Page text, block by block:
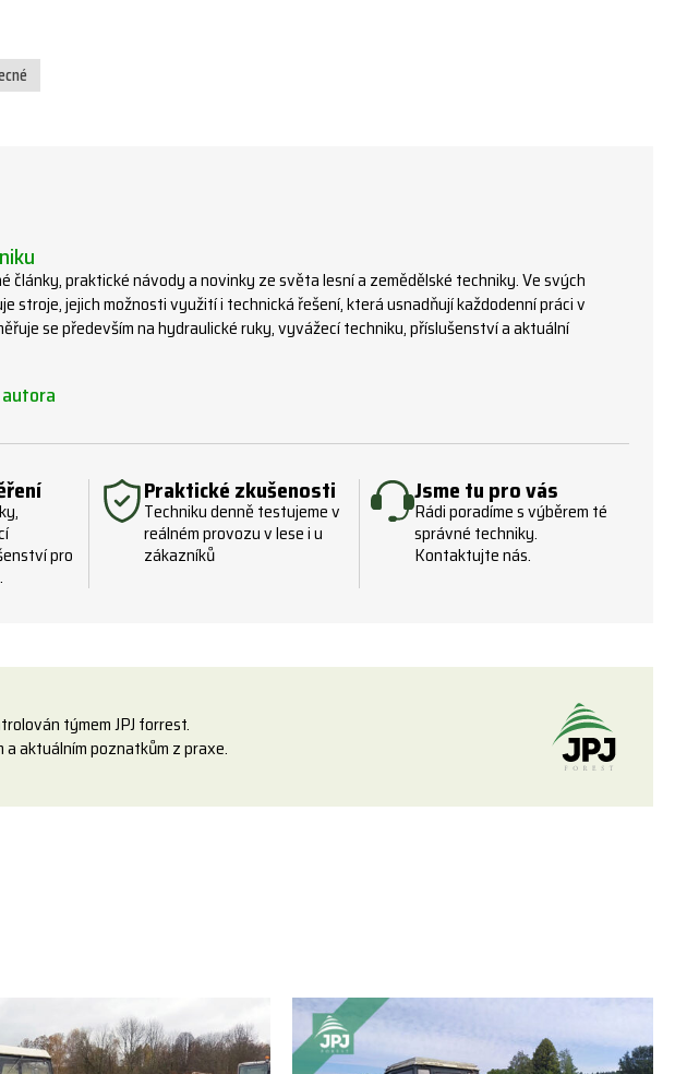
články, praktické návody a novinky ze světa lesní a zemědělské techniky. Ve svých
stroje, jejich možnosti využití i technická řešení, která usnadňují každodenní práci v
se především na hydraulické ruky, vyvážecí techniku, příslušenství a aktuální
pro
Praktické zkušenosti
Techniku denně testujeme v
reálném provozu v lese i u
zákazníků
Jsme tu pro vás
Rádi poradíme s výběrem té
správné techniky.
Kontaktujte nás.
týmem JPJ forrest.
aktuálním poznatkům z praxe.